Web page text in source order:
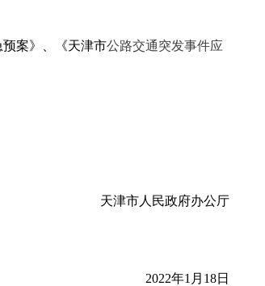
案》、《天津市公路交通突发事件应
天津市人民政府办公厅
2022年1月18日